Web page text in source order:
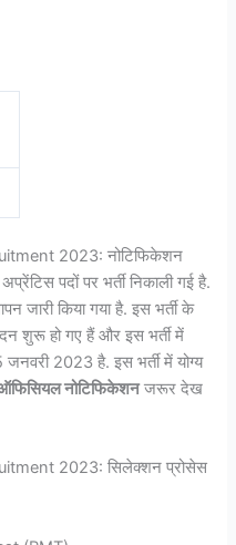
2023: नोटिफिकेशन
पदों पर भर्ती निकाली गई है.
जारी किया गया है. इस भर्ती के
शुरू हो गए हैं और इस भर्ती में
2023 है. इस भर्ती में योग्य
नोटिफिकेशनजरूर देख
2023: सिलेक्शन प्रोसेस